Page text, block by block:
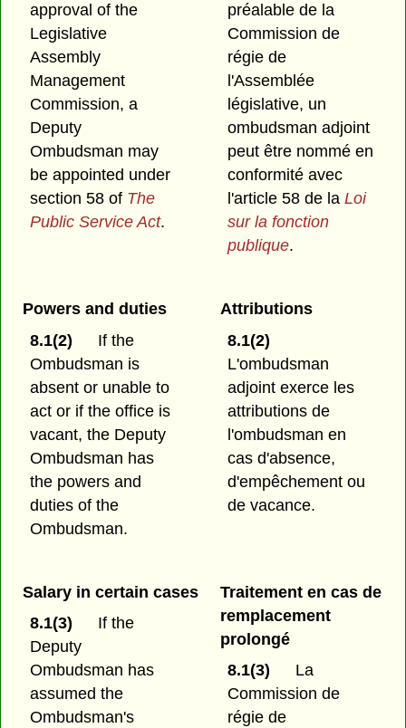
approval of the
Legislative
Assembly
Management
Commission, a
Deputy
Ombudsman may
be appointed under
section 58 of The
Public Service Act.
préalable de la
Commission de
régie de
l'Assemblée
législative, un
ombudsman adjoint
peut être nommé en
conformité avec
l'article 58 de laLoi
sur la fonction
publique.
Powers and duties
8.1(2)
If the
Ombudsman is
absent or unable to
act or if the office is
vacant, the Deputy
Ombudsman has
the powers and
duties of the
Ombudsman.
Attributions
8.1(2)
L'ombudsman
adjoint exerce les
attributions de
l'ombudsman en
cas d'absence,
d'empêchement ou
de vacance.
Salary in certain cases
8.1(3)
If the
Deputy
Ombudsman has
assumed the
Ombudsman's
Traitement en cas de
remplacement
prolongé
8.1(3)
La
Commission de
régie de